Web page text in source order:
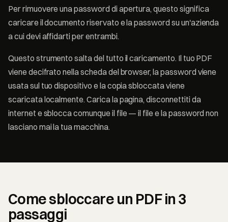
Per rimuovere una password di apertura, questo significa
caricare il documento riservato e la password su un'azienda
a cui devi affidarti per entrambi.
Questo strumento salta del tutto il caricamento. Il tuo PDF
viene decifrato nella scheda del browser, la password viene
usata sul tuo dispositivo e la copia sbloccata viene
scaricata localmente. Carica la pagina, disconnettiti da
internet e sblocca comunque il file — il file e la password non
lasciano mai la tua macchina.
Come sbloccare un PDF in 3
passaggi